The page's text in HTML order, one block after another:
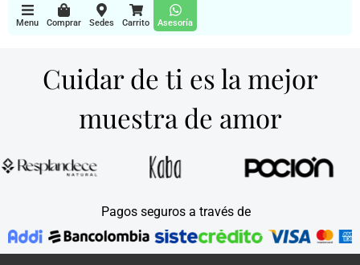
Menu Comprar Sedes Carrito Asesoría
Cuidar de ti es la mejor
muestra de amor
Pagos seguros a través de